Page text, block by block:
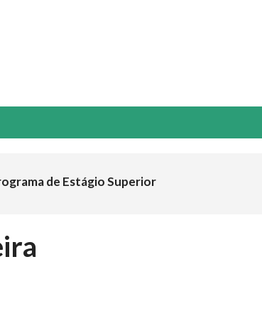
de Estágio Superior